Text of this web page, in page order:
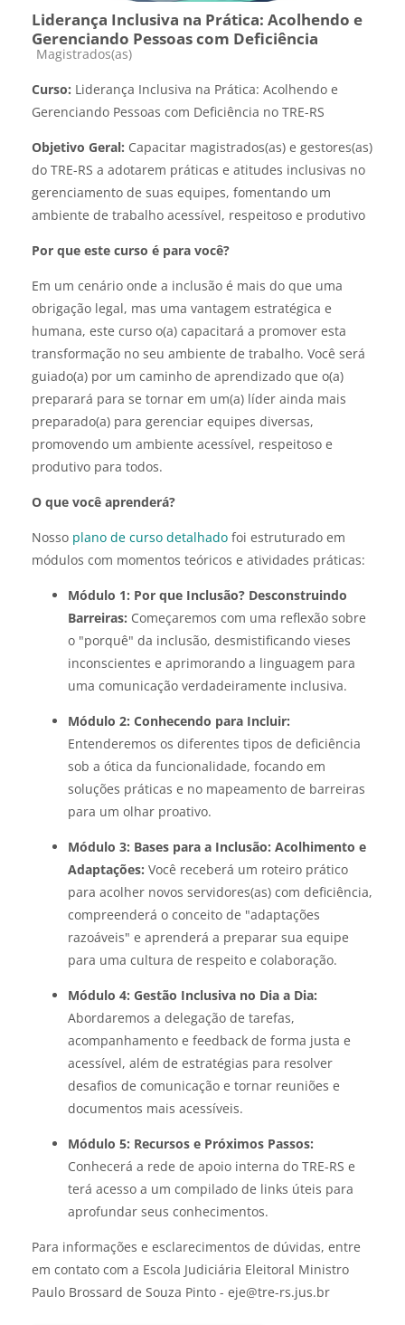
Liderança Inclusiva na Prática: Acolhendo e
Gerenciando Pessoas com Deficiência
Categoria do curso
Magistrados(as)
Curso: Liderança Inclusiva na Prática: Acolhendo e
Gerenciando Pessoas com Deficiência no TRE-RS
Objetivo Geral: Capacitar magistrados(as) e gestores(as)
do TRE-RS a adotarem práticas e atitudes inclusivas no
gerenciamento de suas equipes, fomentando um
ambiente de trabalho acessível, respeitoso e produtivo
Por que este curso é para você?
Em um cenário onde a inclusão é mais do que uma
obrigação legal, mas uma vantagem estratégica e
humana, este curso o(a) capacitará a promover esta
transformação no seu ambiente de trabalho. Você será
guiado(a) por um caminho de aprendizado que o(a)
preparará para se tornar em um(a) líder ainda mais
preparado(a) para gerenciar equipes diversas,
promovendo um ambiente acessível, respeitoso e
produtivo para todos.
O que você aprenderá?
Nosso plano de curso detalhado foi estruturado em
módulos com momentos teóricos e atividades práticas:
Módulo 1: Por que Inclusão? Desconstruindo
Barreiras: Começaremos com uma reflexão sobre
o "porquê" da inclusão, desmistificando vieses
inconscientes e aprimorando a linguagem para
uma comunicação verdadeiramente inclusiva.
Módulo 2: Conhecendo para Incluir:
Entenderemos os diferentes tipos de deficiência
sob a ótica da funcionalidade, focando em
soluções práticas e no mapeamento de barreiras
para um olhar proativo.
Módulo 3: Bases para a Inclusão: Acolhimento e
Adaptações: Você receberá um roteiro prático
para acolher novos servidores(as) com deficiência,
compreenderá o conceito de "adaptações
razoáveis" e aprenderá a preparar sua equipe
para uma cultura de respeito e colaboração.
Módulo 4: Gestão Inclusiva no Dia a Dia:
Abordaremos a delegação de tarefas,
acompanhamento e feedback de forma justa e
acessível, além de estratégias para resolver
desafios de comunicação e tornar reuniões e
documentos mais acessíveis.
Módulo 5: Recursos e Próximos Passos:
Conhecerá a rede de apoio interna do TRE-RS e
terá acesso a um compilado de links úteis para
aprofundar seus conhecimentos.
Para informações e esclarecimentos de dúvidas, entre
em contato com a Escola Judiciária Eleitoral Ministro
Paulo Brossard de Souza Pinto - eje@tre-rs.jus.br